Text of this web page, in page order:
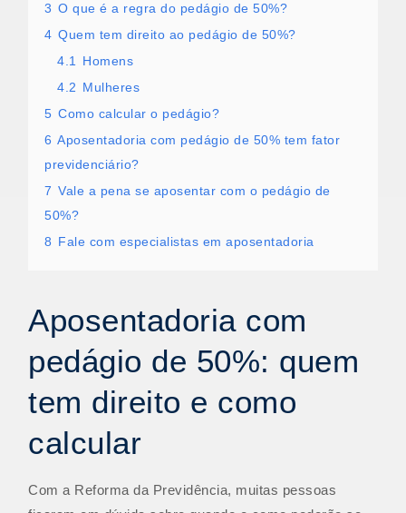
3 O que é a regra do pedágio de 50%?
4 Quem tem direito ao pedágio de 50%?
4.1
Homens
4.2
Mulheres
5 Como calcular o pedágio?
6 Aposentadoria com pedágio de 50% tem fator
previdenciário?
7 Vale a pena se aposentar com o pedágio de
50%?
8
Fale com especialistas em aposentadoria
Aposentadoria com
pedágio de 50%: quem
tem direito e como
calcular
Com a Reforma da Previdência, muitas pessoas